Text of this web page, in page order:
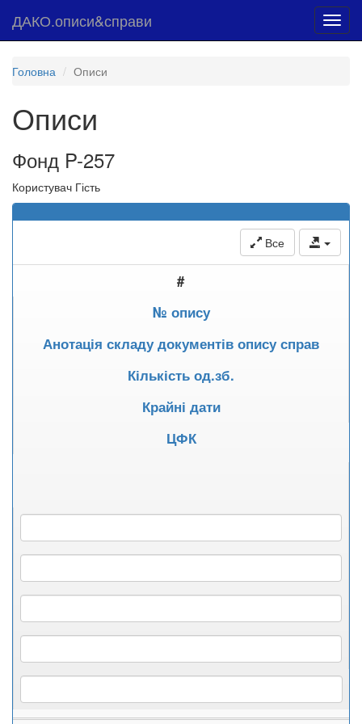
ДАКО.описи&справи
Головна Описи
Описи
Фонд P-257
Користувач Гість
Все
#
№ опису
Анотація складу документів опису справ
Кількість од.зб.
Крайні дати
ЦФК